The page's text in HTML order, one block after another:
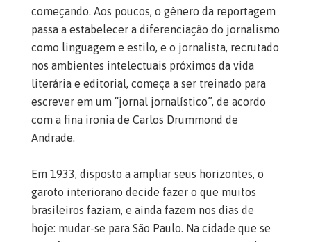
começando. Aos poucos, o gênero da reportagem
passa a estabelecer a diferenciação do jornalismo
como linguagem e estilo, e o jornalista, recrutado
nos ambientes intelectuais próximos da vida
literária e editorial, começa a ser treinado para
escrever em um “jornal jornalístico”, de acordo
com a fina ironia de Carlos Drummond de
Andrade.
Em 1933, disposto a ampliar seus horizontes, o
garoto interiorano decide fazer o que muitos
brasileiros faziam, e ainda fazem nos dias de
hoje: mudar-se para São Paulo. Na cidade que se